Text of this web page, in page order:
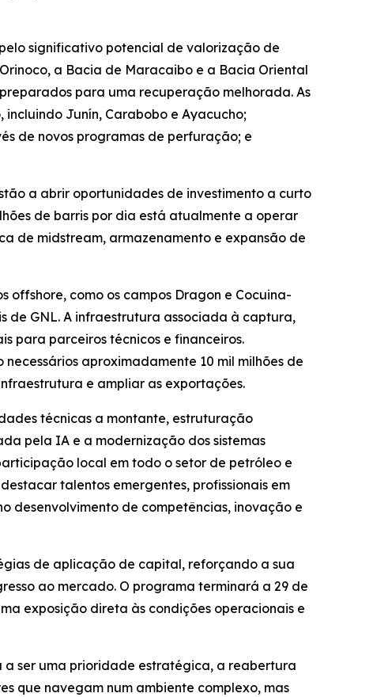
significativo potencial de valorização de
a Bacia de Maracaibo e a Bacia Oriental
para uma recuperação melhorada. As
Junín, Carabobo e Ayacucho;
de novos programas de perfuração; e
a abrir oportunidades de investimento a curto
de barris por dia está atualmente a operar
de midstream, armazenamento e expansão de
offshore, como os campos Dragon e Cocuina-
de GNL. A infraestrutura associada à captura,
para parceiros técnicos e financeiros.
aproximadamente 10 mil milhões de
e ampliar as exportações.
técnicas a montante, estruturação
pela IA e a modernização dos sistemas
local em todo o setor de petróleo e
talentos emergentes, profissionais em
desenvolvimento de competências, inovação e
de aplicação de capital, reforçando a sua
ao mercado. O programa terminará a 29 de
exposição direta às condições operacionais e
a ser uma prioridade estratégica, a reabertura
que navegam num ambiente complexo, mas